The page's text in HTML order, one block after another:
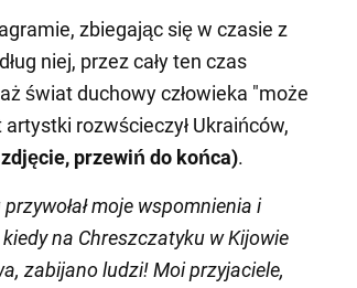
zbiegając się w czasie z
niej, przez cały ten czas
świat duchowy człowieka "może
rozwścieczył Ukraińców,
przewiń do końca).
moje wspomnienia i
na Chreszczatyku w Kijowie
zabijano ludzi! Moi przyjaciele,